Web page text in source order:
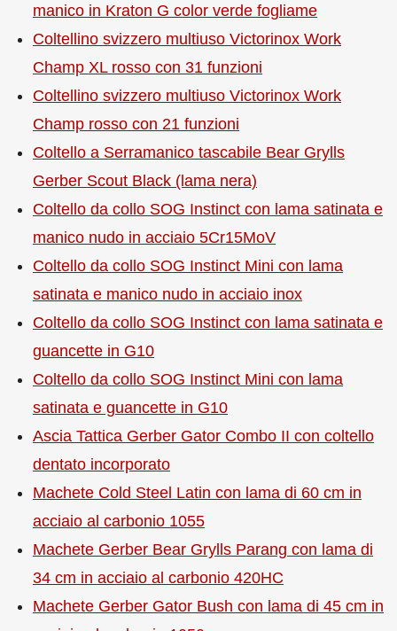
manico in Kraton G color verde fogliame
Coltellino svizzero multiuso Victorinox Work
Champ XL rosso con 31 funzioni
Coltellino svizzero multiuso Victorinox Work
Champ rosso con 21 funzioni
Coltello a Serramanico tascabile Bear Grylls
Gerber Scout Black (lama nera)
Coltello da collo SOG Instinct con lama satinata e
manico nudo in acciaio 5Cr15MoV
Coltello da collo SOG Instinct Mini con lama
satinata e manico nudo in acciaio inox
Coltello da collo SOG Instinct con lama satinata e
guancette in G10
Coltello da collo SOG Instinct Mini con lama
satinata e guancette in G10
Ascia Tattica Gerber Gator Combo II con coltello
dentato incorporato
Machete Cold Steel Latin con lama di 60 cm in
acciaio al carbonio 1055
Machete Gerber Bear Grylls Parang con lama di
34 cm in acciaio al carbonio 420HC
Machete Gerber Gator Bush con lama di 45 cm in